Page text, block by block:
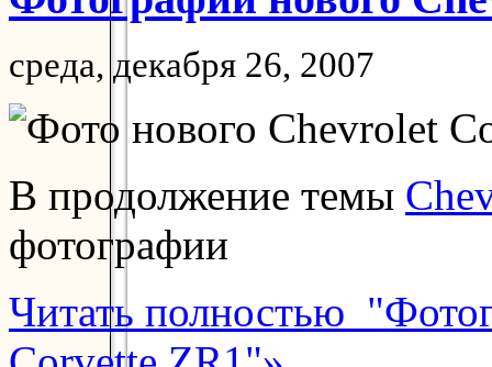
среда, декабря 26, 2007
В продолжение темы
фотографии
Читать полностью